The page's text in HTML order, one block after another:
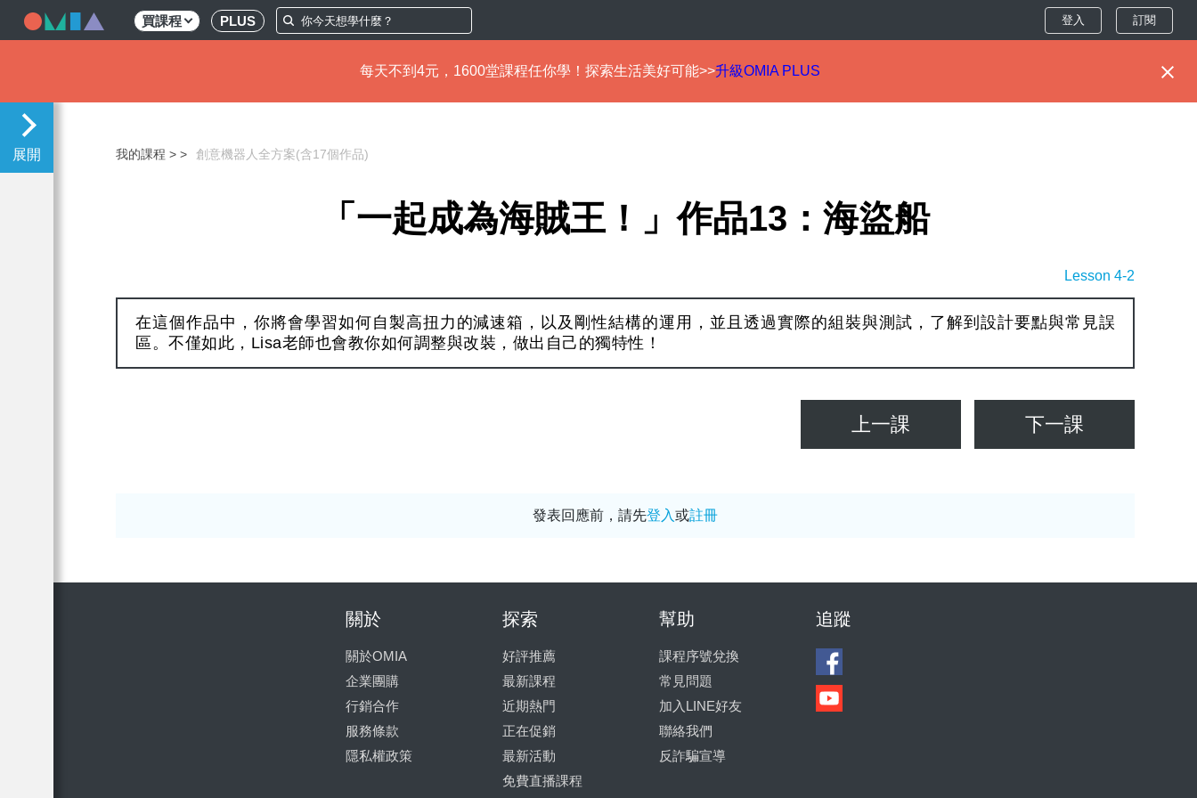
買課程 PLUS 登入 訂閱
每天不到4元，1600堂課程任你學！探索生活美好可能>>升級OMIA PLUS
我的課程 > 創意機器人全方案(含17個作品)
「一起成為海賊王！」作品13：海盜船
Lesson 4-2
在這個作品中，你將會學習如何自製高扭力的減速箱，以及剛性結構的運用，並且透過實際的組裝與測試，了解到設計要點與常見誤
區。不僅如此，Lisa老師也會教你如何調整與改裝，做出自己的獨特性！
上一課 下一課
發表回應前，請先登入或註冊
關於
關於OMIA
企業團購
行銷合作
服務條款
隱私權政策
探索
好評推薦
最新課程
近期熱門
正在促銷
最新活動
免費直播課程
幫助
課程序號兌換
常見問題
加入LINE好友
聯絡我們
反詐騙宣導
追蹤